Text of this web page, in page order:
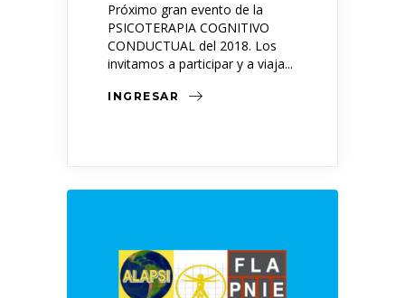
Próximo gran evento de la
PSICOTERAPIA COGNITIVO
CONDUCTUAL del 2018. Los
invitamos a participar y a viaja...
INGRESAR